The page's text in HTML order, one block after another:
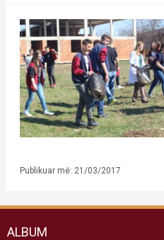
Publikuar më: 21/03/2017
ALBUM